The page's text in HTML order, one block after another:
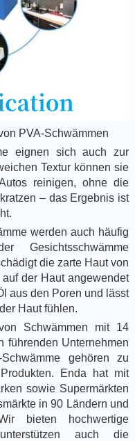
PVA-Schwämmen
eignen sich auch zur
Textur können sie
reinigen, ohne die
– das Ergebnis ist
werden auch häufig
Gesichtsschwämme
die zarte Haut von
der Haut angewendet
aus den Poren und lässt
Haut fühlen.
Schwämmen mit 14
führenden Unternehmen
gehören zu
Enda hat mit
sowie Supermärkten
in 90 Ländern und
bieten hochwertige
auch die